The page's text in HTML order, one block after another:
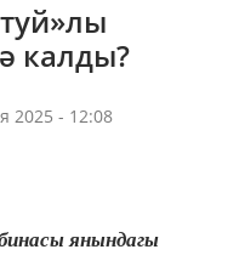
калды?
2025 - 12:08
янындагы